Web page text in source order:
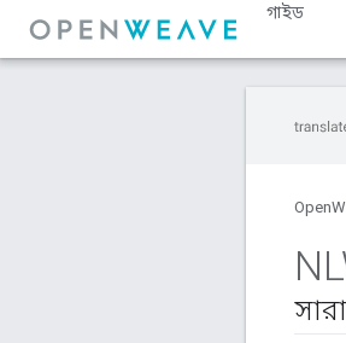
গাইড